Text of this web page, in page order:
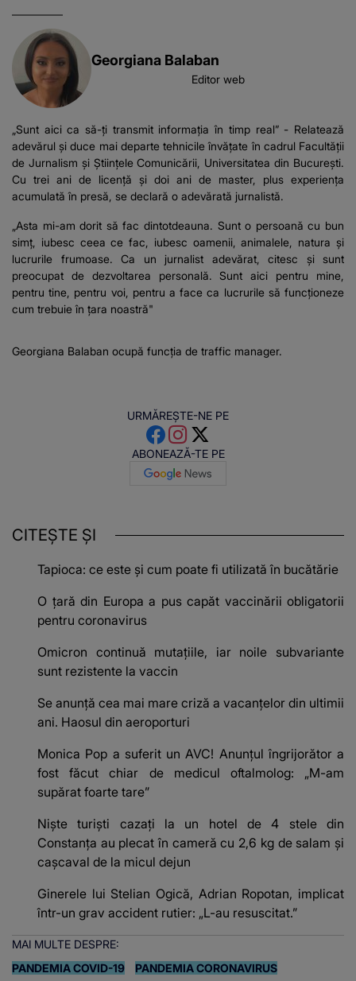
Georgiana Balaban
Editor web
„Sunt aici ca să-ți transmit informația în timp real” - Relatează
adevărul și duce mai departe tehnicile învățate în cadrul Facultății
de Jurnalism și Științele Comunicării, Universitatea din București.
Cu trei ani de licență și doi ani de master, plus experiența
acumulată în presă, se declară o adevărată jurnalistă.
„Asta mi-am dorit să fac dintotdeauna. Sunt o persoană cu bun
simț, iubesc ceea ce fac, iubesc oamenii, animalele, natura și
lucrurile frumoase. Ca un jurnalist adevărat, citesc și sunt
preocupat de dezvoltarea personală. Sunt aici pentru mine,
pentru tine, pentru voi, pentru a face ca lucrurile să funcționeze
cum trebuie în țara noastră"
Georgiana Balaban ocupă funcția de traffic manager.
URMĂREȘTE-NE PE
ABONEAZĂ-TE PE
CITEȘTE ȘI
Tapioca: ce este și cum poate fi utilizată în bucătărie
O țară din Europa a pus capăt vaccinării obligatorii
pentru coronavirus
Omicron continuă mutațiile, iar noile subvariante
sunt rezistente la vaccin
Se anunţă cea mai mare criză a vacanţelor din ultimii
ani. Haosul din aeroporturi
Monica Pop a suferit un AVC! Anunțul îngrijorător a
fost făcut chiar de medicul oftalmolog: „M-am
supărat foarte tare”
Niște turiști cazați la un hotel de 4 stele din
Constanța au plecat în cameră cu 2,6 kg de salam și
cașcaval de la micul dejun
Ginerele lui Stelian Ogică, Adrian Ropotan, implicat
într-un grav accident rutier: „L-au resuscitat.”
MAI MULTE DESPRE:
PANDEMIA COVID-19
PANDEMIA CORONAVIRUS